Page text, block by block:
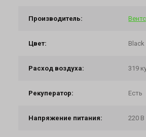
Производитель: Вентс
Цвет: Black
Расход воздуха: 319
Рекуператор: Есть
Напряжение питания: 220 В